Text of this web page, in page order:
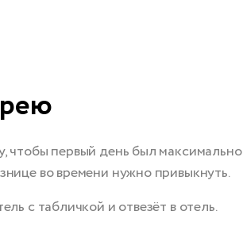
чтобы первый день был максимально
во времени нужно привыкнуть.
с табличкой и отвезёт в отель.